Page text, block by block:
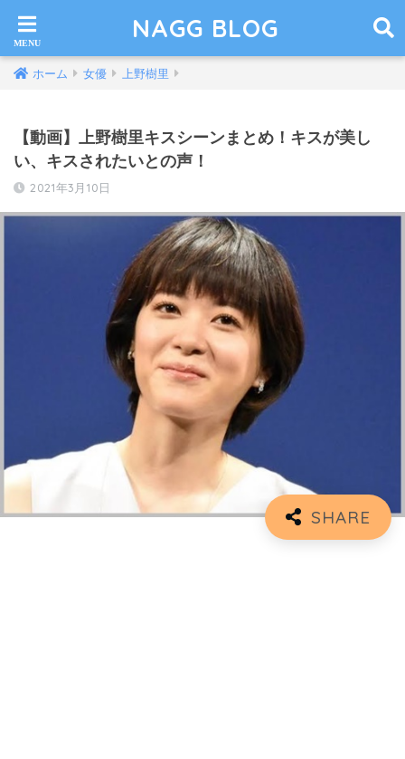
NAGG BLOG
ホーム 女優 上野樹里
【動画】上野樹里キスシーンまとめ！キスが美し
い、キスされたいとの声！
2021年3月10日